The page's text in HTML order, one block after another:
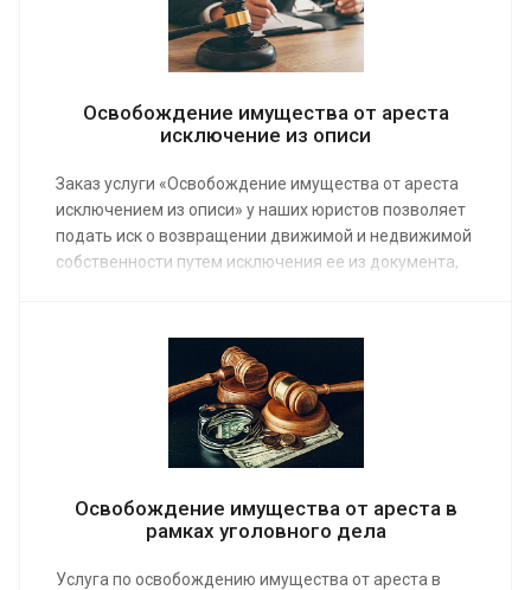
Освобождение имущества от ареста
исключение из описи
Заказ услуги «Освобождение имущества от ареста
исключением из описи» у наших юристов позволяет
подать иск о возвращении движимой и недвижимой
собственности путем исключения ее из документа,
Освобождение имущества от ареста в
рамках уголовного дела
Услуга по освобождению имущества от ареста в